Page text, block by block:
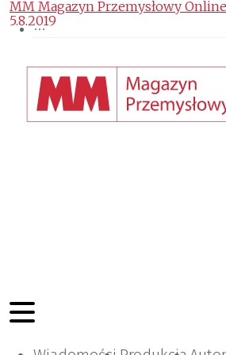
MM Magazyn Przemysłowy Online
5.8.2019